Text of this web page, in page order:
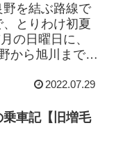
を結ぶ路線で
とりわけ初夏
の日曜日に、
から旭川まで乗
2022.07.29
車記【旧増毛